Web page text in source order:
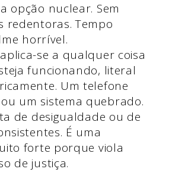
opção nuclear. Sem
redentoras. Tempo
horrível.
se a qualquer coisa
funcionando, literal
Um telefone
um sistema quebrado.
de desigualdade ou de
É uma
forte porque viola
de justiça.